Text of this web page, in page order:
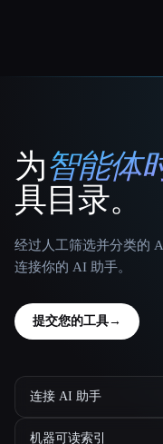
That AI
为智能体
具目录。
经过人工筛选并分类的
连接你的 AI 助手。
提交您的工具→
连接 AI 助手
机器可读索引